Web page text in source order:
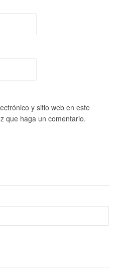
y sitio web en este
que haga un comentario.